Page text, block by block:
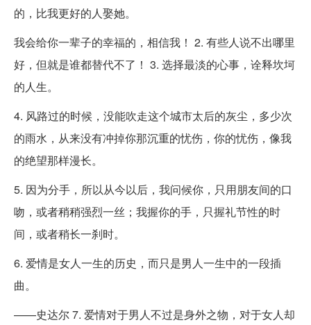
的，比我更好的人娶她。
我会给你一辈子的幸福的，相信我！ 2. 有些人说不出哪里
好，但就是谁都替代不了！ 3. 选择最淡的心事，诠释坎坷
的人生。
4. 风路过的时候，没能吹走这个城市太后的灰尘，多少次
的雨水，从来没有冲掉你那沉重的忧伤，你的忧伤，像我
的绝望那样漫长。
5. 因为分手，所以从今以后，我问候你，只用朋友间的口
吻，或者稍稍强烈一丝；我握你的手，只握礼节性的时
间，或者稍长一刹时。
6. 爱情是女人一生的历史，而只是男人一生中的一段插
曲。
——史达尔 7. 爱情对于男人不过是身外之物，对于女人却